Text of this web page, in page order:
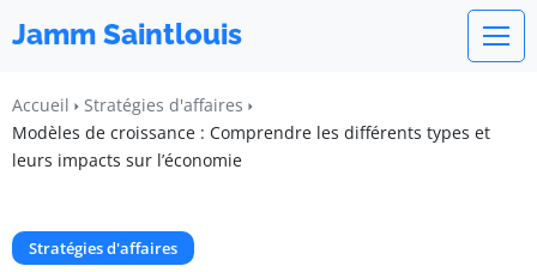
Jamm Saintlouis
Accueil
Stratégies d'affaires
Modèles de croissance : Comprendre les différents types et
leurs impacts sur l’économie
Stratégies d'affaires